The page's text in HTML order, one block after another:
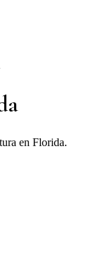
en Florida.